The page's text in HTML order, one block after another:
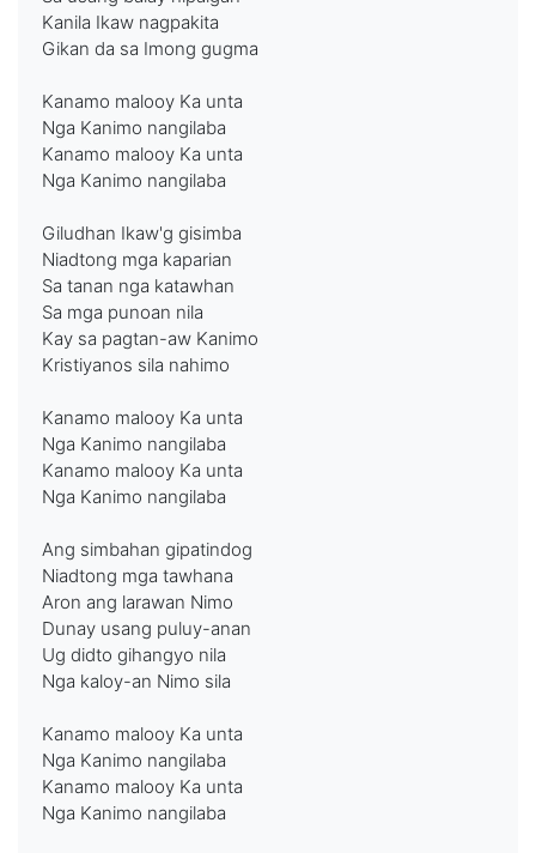
Kanila Ikaw nagpakita
Gikan da sa Imong gugma
Kanamo malooy Ka unta
Nga Kanimo nangilaba
Kanamo malooy Ka unta
Nga Kanimo nangilaba
Giludhan Ikaw'g gisimba
Niadtong mga kaparian
Sa tanan nga katawhan
Sa mga punoan nila
Kay sa pagtan-aw Kanimo
Kristiyanos sila nahimo
Kanamo malooy Ka unta
Nga Kanimo nangilaba
Kanamo malooy Ka unta
Nga Kanimo nangilaba
Ang simbahan gipatindog
Niadtong mga tawhana
Aron ang larawan Nimo
Dunay usang puluy-anan
Ug didto gihangyo nila
Nga kaloy-an Nimo sila
Kanamo malooy Ka unta
Nga Kanimo nangilaba
Kanamo malooy Ka unta
Nga Kanimo nangilaba